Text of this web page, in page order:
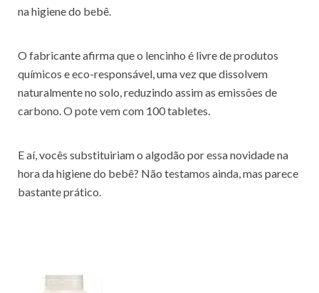
na higiene do bebê.
O fabricante afirma que o lencinho é livre de produtos
químicos e eco-responsável, uma vez que dissolvem
naturalmente no solo, reduzindo assim as emissões de
carbono. O pote vem com 100 tabletes.
E aí, vocês substituiriam o algodão por essa novidade na
hora da higiene do bebê? Não testamos ainda, mas parece
bastante prático.